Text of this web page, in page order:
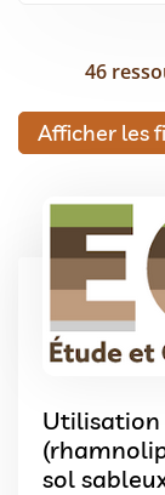
46
Afficher les
sol